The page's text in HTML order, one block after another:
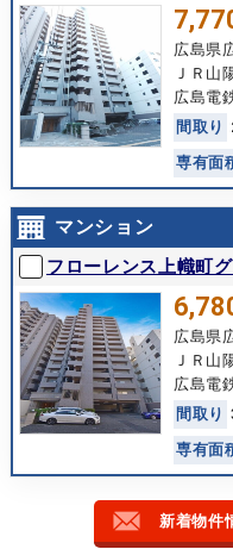
広島県
ＪＲ山
広島電
間 取 り
専有面
マンション
フローレンス上幟町
広島県
ＪＲ山
広島電
間 取 り
専有面
新着物件